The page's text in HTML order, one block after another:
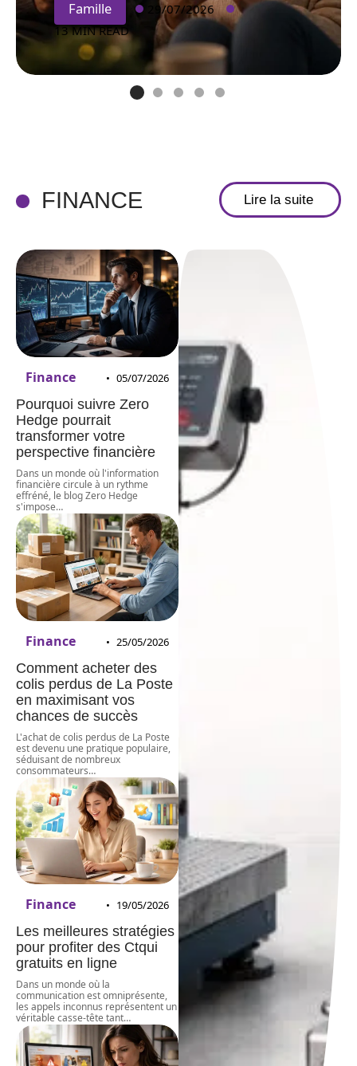
Famille
29/07/2026
13 MIN READ
FINANCE Lire la suite
Finance 05/07/2026
Pourquoi suivre Zero
Hedge pourrait
transformer votre
perspective financière
Dans un monde où l'information
financière circule à un rythme
effréné, le blog Zero Hedge
s'impose…
Finance 25/05/2026
Comment acheter des
colis perdus de La Poste
en maximisant vos
chances de succès
L'achat de colis perdus de La Poste
est devenu une pratique populaire,
séduisant de nombreux
consommateurs…
Finance 19/05/2026
Les meilleures stratégies
pour profiter des Ctqui
gratuits en ligne
Dans un monde où la
communication est omniprésente,
les appels inconnus représentent un
véritable casse-tête tant…